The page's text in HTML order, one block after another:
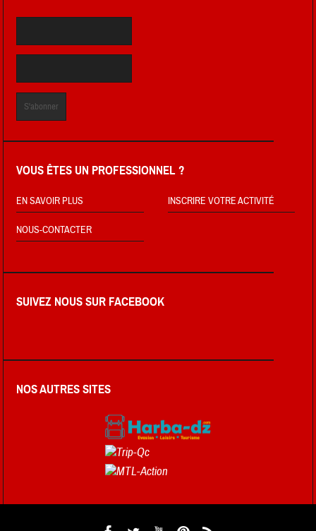
VOUS ÊTES UN PROFESSIONNEL ?
EN SAVOIR PLUS INSCRIRE VOTRE ACTIVITÉ
NOUS-CONTACTER
SUIVEZ NOUS SUR FACEBOOK
NOS AUTRES SITES